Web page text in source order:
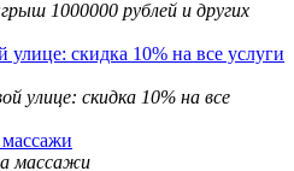
скидка 10% на все услуги